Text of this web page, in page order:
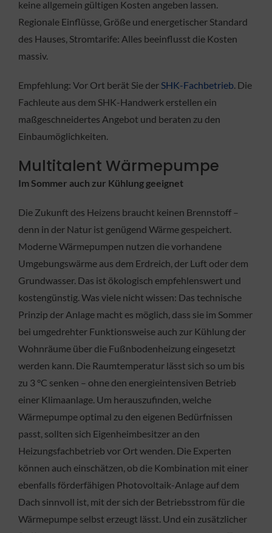
keine allgemein gültigen Kosten angeben lassen.
Regionale Einflüsse, Größe und energetischer Standard
des Hauses, Stromtarife: Alles beeinflusst die Kosten
massiv.
Empfehlung: Vor Ort berät Sie derSHK-Fachbetrieb. Die
Fachleute aus dem SHK-Handwerk erstellen ein
maßgeschneidertes Angebot und beraten zu den
Einbaumöglichkeiten.
Multitalent Wärmepumpe
Im Sommer auch zur Kühlung geeignet
Die Zukunft des Heizens braucht keinen Brennstoff –
denn in der Natur ist genügend Wärme gespeichert.
Moderne Wärmepumpen nutzen die vorhandene
Umgebungswärme aus dem Erdreich, der Luft oder dem
Grundwasser. Das ist ökologisch empfehlenswert und
kostengünstig. Was viele nicht wissen: Das technische
Prinzip der Anlage macht es möglich, dass sie im Sommer
bei umgedrehter Funktionsweise auch zur Kühlung der
Wohnräume über die Fußnbodenheizung eingesetzt
werden kann. Die Raumtemperatur lässt sich so um bis
zu 3 °C senken – ohne den energieintensiven Betrieb
einer Klimaanlage. Um herauszufinden, welche
Wärmepumpe optimal zu den eigenen Bedürfnissen
passt, sollten sich Eigenheimbesitzer an den
Heizungsfachbetrieb vor Ort wenden. Die Experten
können auch einschätzen, ob die Kombination mit einer
ebenfalls förderfähigen Photovoltaik-Anlage auf dem
Dach sinnvoll ist, mit der sich der Betriebsstrom für die
Wärmepumpe selbst erzeugt lässt. Und ein zusätzlicher